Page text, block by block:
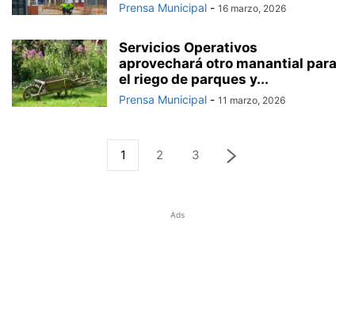
Prensa Municipal - 16 marzo, 2026
Servicios Operativos
aprovechará otro manantial para
el riego de parques y...
Prensa Municipal - 11 marzo, 2026
1 2 3
Ads